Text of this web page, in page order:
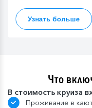
Узнать больше
Что
В стоимость круиза
Проживание в